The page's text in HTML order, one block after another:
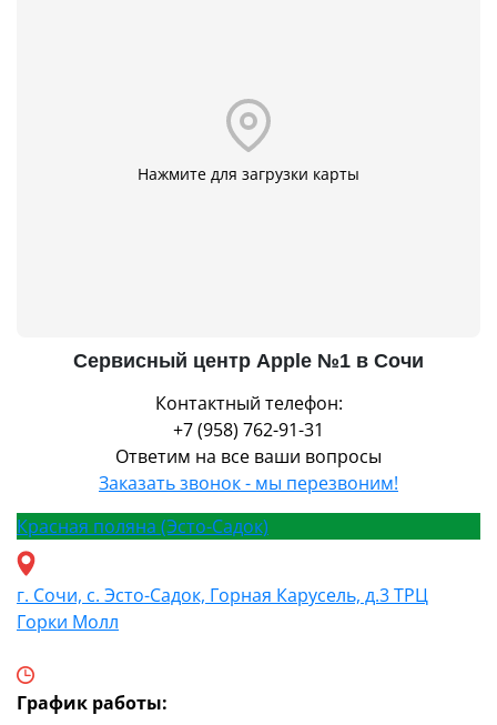
Нажмите для загрузки карты
Сервисный центр Apple №1 в Сочи
Контактный телефон:
+7 (958) 762-91-31
Ответим на все ваши вопросы
Заказать звонок - мы перезвоним!
Красная поляна (Эсто-Садок)
г. Сочи, с. Эсто-Садок, Горная Карусель, д.3 ТРЦ
Горки Молл
График работы: